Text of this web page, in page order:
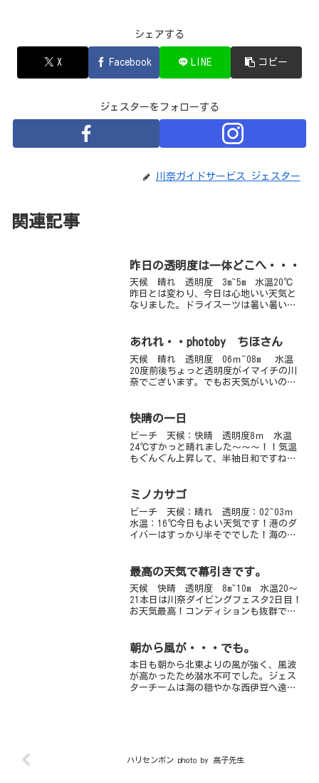
シェアする
X Facebook LINE コピー
ジェスターをフォローする
川奈ガイドサービス ジェスター
関連記事
昨日の透明度は一体どこへ・・・
天候 晴れ 透明度 3m~5m 水温20℃
昨日とは変わり、今日は心地いい天気と
なりました。ドライスーツは暑い暑い
です。（笑）そんな泣き言にも負けず、
あれれ・・photoby ちほさん
天候 晴れ 透明度 06ｍ~08m 水温
20度前後ちょっと透明度がイマイチの川
奈でございます。でもお天気がいいの
た。お昼は相変わらずお外でポカポカ日
快晴の一日
ビーチ 天候：快晴 透明度8ｍ 水温
24℃すかっと晴れました～～～！！気温
もぐんぐん上昇して、半袖日和ですね～
ざいます！いろんな季節の海を、楽しん
ミノカサゴ
ビーチ 天候：晴れ 透明度：02~03ｍ
水温：16℃今日もよい天気です！港のダ
イバーはすっかり半そででした！海の中
が生い茂っていて、いろんな生物の住み
家となっています...
最高の天気で幕引きです。
天候 快晴 透明度 8m~10m 水温20～
21本日は川奈ダイビングフェスタ2日目！
お天気最高！コンディションも抜群でし
カベ、イサキ、タカサゴ、アジがぜーん
ぶごっちゃ混...
朝から風が・・・でも。
本日も朝から北東よりの風が強く、風波
が高かったため潜水不可でした。ジェス
ターチームは海の穏やかな西伊豆へ遠征
ハリセンボン photo by 高子先生